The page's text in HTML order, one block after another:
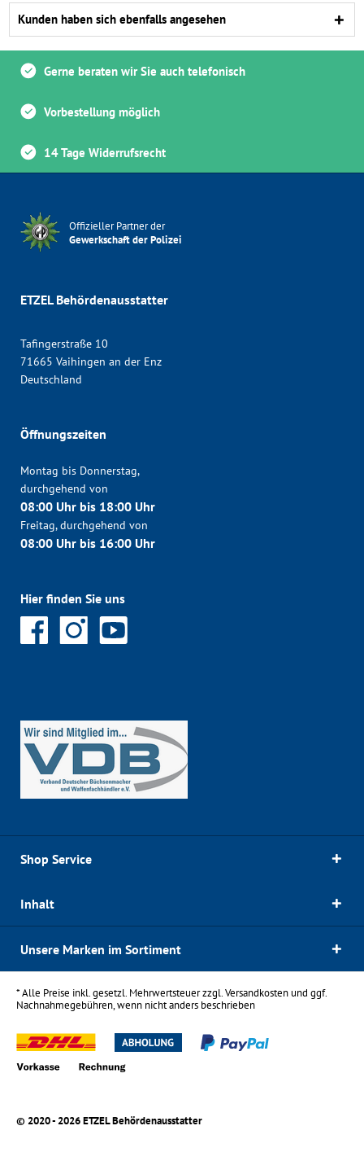
Kunden haben sich ebenfalls angesehen
Gerne beraten wir Sie auch telefonisch
Vorbestellung möglich
14 Tage Widerrufsrecht
Offizieller Partner der
Gewerkschaft der Polizei
ETZEL Behördenausstatter
Tafingerstraße 10
71665 Vaihingen an der Enz
Deutschland
Öffnungszeiten
Montag bis Donnerstag,
durchgehend von
08:00 Uhr bis 18:00 Uhr
Freitag, durchgehend von
08:00 Uhr bis 16:00 Uhr
Hier finden Sie uns
Shop Service
Inhalt
Unsere Marken im Sortiment
* Alle Preise inkl. gesetzl. Mehrwertsteuer zzgl.Versandkostenund ggf.
Nachnahmegebühren, wenn nicht anders beschrieben
© 2020 - 2026 ETZEL Behördenausstatter